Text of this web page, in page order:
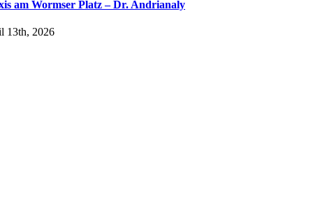
am Wormser Platz – Dr. Andrianaly
13th, 2026